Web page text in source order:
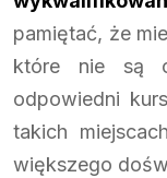
pamiętać, że
które nie są
odpowiedni
takich
większego